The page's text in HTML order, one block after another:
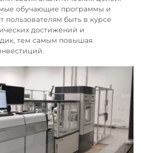
обучающие программы и
пользователям быть в курсе
достижений и
тем самым повышая